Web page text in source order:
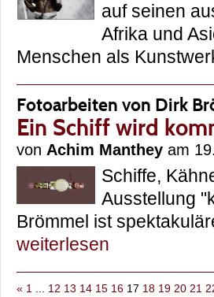
auf seinen
Afrika und
Menschen als
Fotoarbeiten von Dirk
Ein Schiff wird
von Achim Manthey am
Schiffe,
Ausstellung
Brömmel ist
weiterlesen
« 1 ... 12 13 14 15 16 17 18 19 20 21